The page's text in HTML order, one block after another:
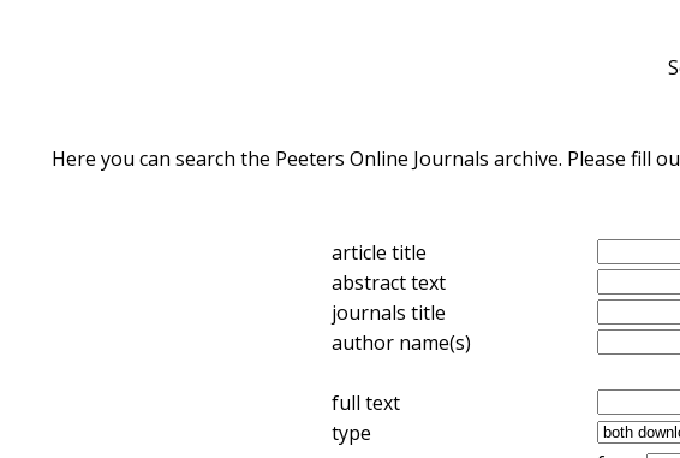
Here you can search the Peeters Online Journals archive. Please
article title
abstract text
journals title
author name(s)
full text
type